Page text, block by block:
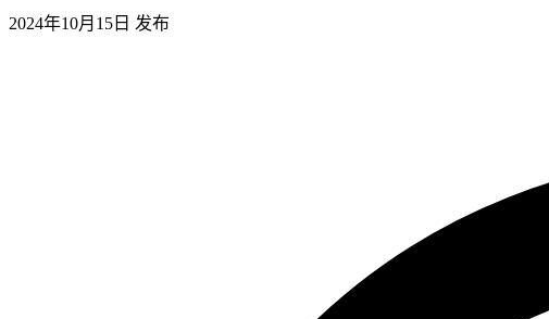
2024年10月15日 发布